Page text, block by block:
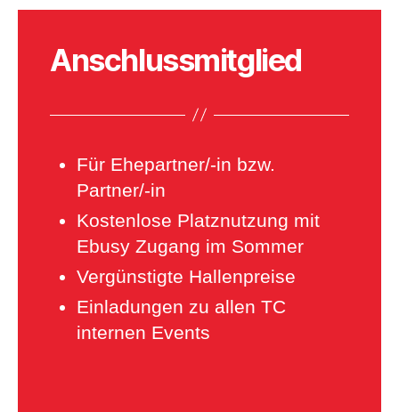
Anschlussmitglied
Für Ehepartner/-in bzw.
Partner/-in
Kostenlose Platznutzung mit
Ebusy Zugang im Sommer
Vergünstigte Hallenpreise
Einladungen zu allen TC
internen Events